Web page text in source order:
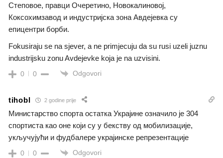
Степовое, правци Очеретино, Новокалиновој,
Коксохимзавод и индустријска зона Авдејевка су
епицентри борби.
Fokusiraju se na sjever, a ne primjecuju da su rusi uzeli juznu
industrijsku zonu Avdejevke koja je na uzvisini.
0 0 Odgovori
tihobl 2 godine prije
Министарство спорта остатка Украјине означило је 304
спортиста као оне који су у бекству од мобилизације,
укључујући и фудбалере украјинске репрезентације
0 0 Odgovori